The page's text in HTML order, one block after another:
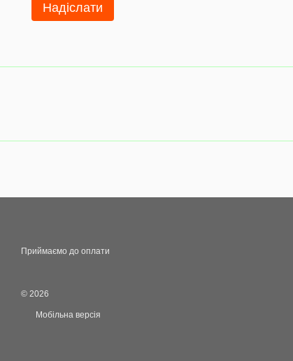
Надіслати
Приймаємо до оплати
© 2026
Мобільна версія